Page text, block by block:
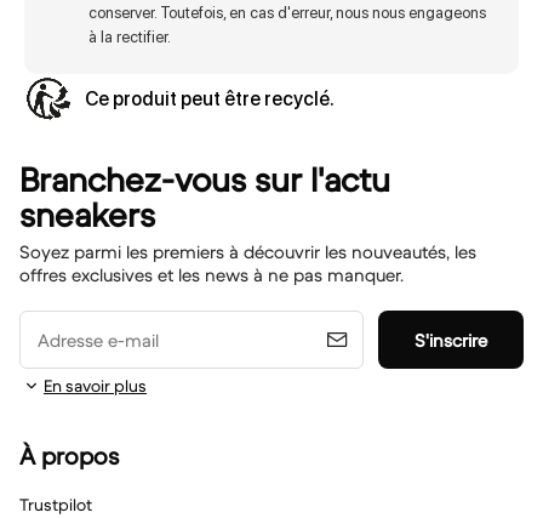
conserver. Toutefois, en cas d'erreur, nous nous engageons
à la rectifier.
Ce produit peut être recyclé.
Branchez-vous sur l'actu
sneakers
Soyez parmi les premiers à découvrir les nouveautés, les
offres exclusives et les news à ne pas manquer.
Adresse e-mail S'inscrire
En savoir plus
À propos
Trustpilot